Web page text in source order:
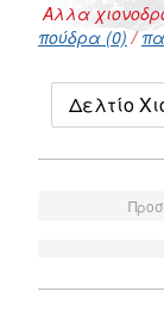
Αλλα
πούδρα (0) /
Δελτίο